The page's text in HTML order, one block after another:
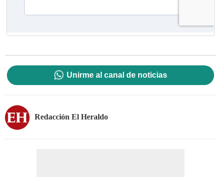
Unirme al canal de noticias
Redacción El Heraldo